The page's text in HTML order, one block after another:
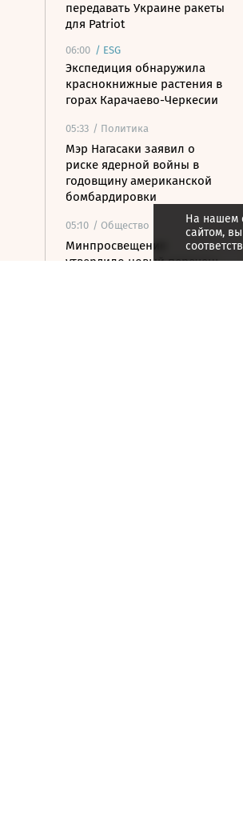
передавать Украине ракеты
для Patriot
06:00 / ESG
Экспедиция обнаружила
краснокнижные растения в
горах Карачаево-Черкесии
05:33 / Политика
Мэр Нагасаки заявил о
риске ядерной войны в
годовщину американской
бомбардировки
05:10 / Общество
Минпросвещения
утвердило новый перечень
На нашем
сайтом,